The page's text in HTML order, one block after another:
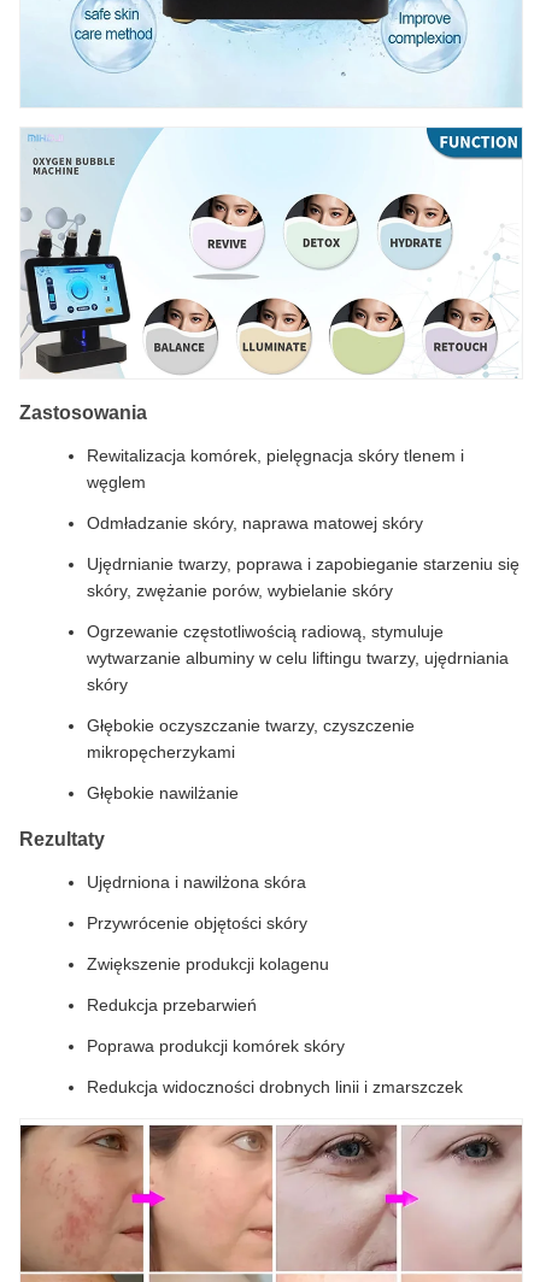
Zastosowania
Rewitalizacja komórek, pielęgnacja skóry tlenem i
węglem
Odmładzanie skóry, naprawa matowej skóry
Ujędrnianie twarzy, poprawa i zapobieganie starzeniu się
skóry, zwężanie porów, wybielanie skóry
Ogrzewanie częstotliwością radiową, stymuluje
wytwarzanie albuminy w celu liftingu twarzy, ujędrniania
skóry
Głębokie oczyszczanie twarzy, czyszczenie
mikropęcherzykami
Głębokie nawilżanie
Rezultaty
Ujędrniona i nawilżona skóra
Przywrócenie objętości skóry
Zwiększenie produkcji kolagenu
Redukcja przebarwień
Poprawa produkcji komórek skóry
Redukcja widoczności drobnych linii i zmarszczek